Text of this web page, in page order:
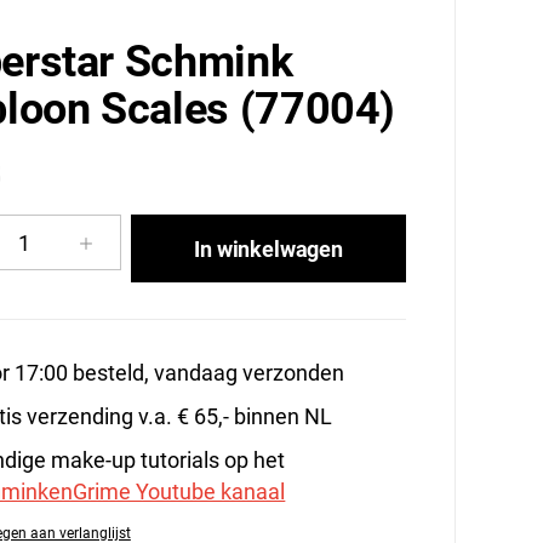
Schmink
Scales (77004)
Voer de gewenste
In winkelwagen
17:00 besteld, vandaag verzonden
verzending v.a. € 65,- binnen NL
make-up tutorials op het
Youtube kanaal
aan verlanglijst